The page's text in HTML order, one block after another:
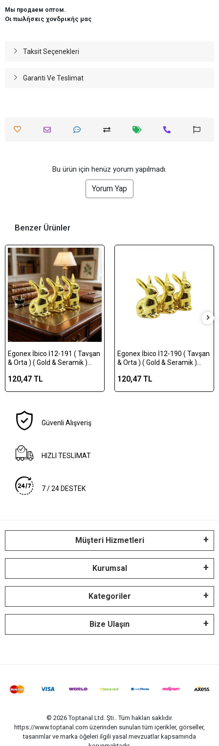
Мы продаем оптом.
Οι πωλήσεις χονδρικής μας
Taksit Seçenekleri
Garanti Ve Teslimat
Bu ürün için henüz yorum yapılmadı.
Yorum Yap
Benzer Ürünler
Egonex İbico İ12-191 ( Tavşan
& Orta ) ( Gold & Seramik )
Eşyası*12x12
120,47 TL
Egonex İbico İ12-190 ( Tavşan
& Orta ) ( Gold & Seramik )
Eşyası*12x16
120,47 TL
Güvenli Alışveriş
HIZLI TESLİMAT
7 / 24 DESTEK
Müşteri Hizmetleri
Kurumsal
Kategoriler
Bize Ulaşın
© 2026 Toptanal Ltd. Şti.. Tüm hakları saklıdır.
https://www.toptanal.com üzerinden sunulan tüm içerikler, görseller,
tasarımlar ve marka öğeleri ilgili yasal mevzuatlar kapsamında